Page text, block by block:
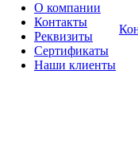
О компании
Контакты
Реквизиты
Сертификаты
Наши клиенты